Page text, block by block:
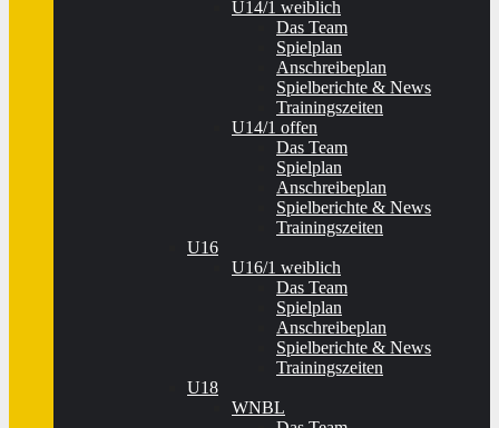
U14/1 weiblich
Das Team
Spielplan
Anschreibeplan
Spielberichte & News
Trainingszeiten
U14/1 offen
Das Team
Spielplan
Anschreibeplan
Spielberichte & News
Trainingszeiten
U16
U16/1 weiblich
Das Team
Spielplan
Anschreibeplan
Spielberichte & News
Trainingszeiten
U18
WNBL